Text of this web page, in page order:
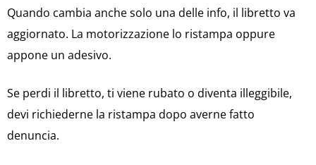
Quando cambia anche solo una delle info, il libretto va
aggiornato. La motorizzazione lo ristampa oppure
appone un adesivo.
Se perdi il libretto, ti viene rubato o diventa illeggibile,
devi richiederne la ristampa dopo averne fatto
denuncia.